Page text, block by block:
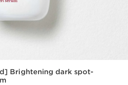
Brightening dark spot-